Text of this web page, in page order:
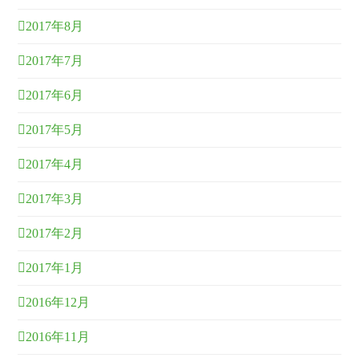
2017年8月
2017年7月
2017年6月
2017年5月
2017年4月
2017年3月
2017年2月
2017年1月
2016年12月
2016年11月